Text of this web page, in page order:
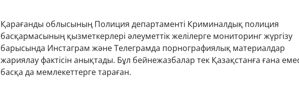
Қарағанды облысының Полиция департаменті Криминалдық полиция
басқармасының қызметкерлері әлеуметтік желілерге мониторинг жүргізу
барысында Инстаграм және Телеграмда порнографиялық материалдар
жариялау фактісін анықтады. Бұл бейнежазбалар тек Қазақстанға ғана
басқа да мемлекеттерге тараған.